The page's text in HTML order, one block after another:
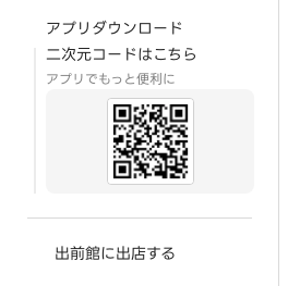
アプリダウンロード
二次元コードはこちら
アプリでもっと便利に
出前館に出店する